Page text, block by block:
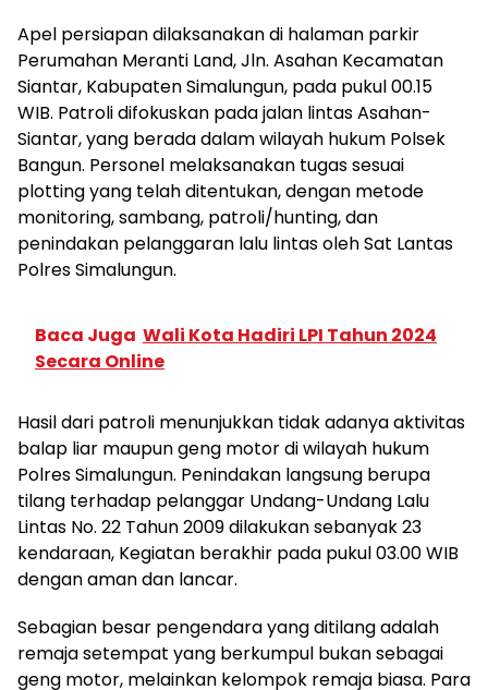
Apel persiapan dilaksanakan di halaman parkir
Perumahan Meranti Land, Jln. Asahan Kecamatan
Siantar, Kabupaten Simalungun, pada pukul 00.15
WIB. Patroli difokuskan pada jalan lintas Asahan-
Siantar, yang berada dalam wilayah hukum Polsek
Bangun. Personel melaksanakan tugas sesuai
plotting yang telah ditentukan, dengan metode
monitoring, sambang, patroli/hunting, dan
penindakan pelanggaran lalu lintas oleh Sat Lantas
Polres Simalungun.
Baca Juga Wali Kota Hadiri LPI Tahun 2024
Secara Online
Hasil dari patroli menunjukkan tidak adanya aktivitas
balap liar maupun geng motor di wilayah hukum
Polres Simalungun. Penindakan langsung berupa
tilang terhadap pelanggar Undang-Undang Lalu
Lintas No. 22 Tahun 2009 dilakukan sebanyak 23
kendaraan, Kegiatan berakhir pada pukul 03.00 WIB
dengan aman dan lancar.
Sebagian besar pengendara yang ditilang adalah
remaja setempat yang berkumpul bukan sebagai
geng motor, melainkan kelompok remaja biasa. Para